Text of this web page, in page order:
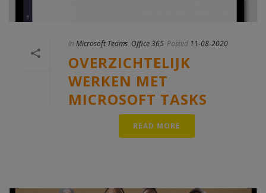
In Microsoft Teams, Office 365 Posted 11-08-2020
OVERZICHTELIJK
WERKEN MET
MICROSOFT TASKS
READ MORE